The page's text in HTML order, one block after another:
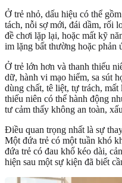
Ở trẻ nhỏ, dấu hiệu có thể
tách, nỗi sợ mới, đái dầm, rối
đề chơi lặp lại, hoặc mất kỹ
im lặng bất thường hoặc phản
Ở trẻ lớn hơn và thanh thiếu
dữ, hành vi mạo hiểm, sa sút
dùng chất, tê liệt, tự trách,
thiếu niên có thể hành động
tư cảm thấy không an toàn,
Điều quan trọng nhất là sự
Một đứa trẻ có một tuần khó
đứa trẻ có đau khổ kéo dài,
hiện sau một sự kiện đã biết